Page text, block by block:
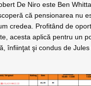
De Niro este Ben
că pensionarea nu
credea. Profitând de
acesta aplică pentru un
înfiinţat şi condus de